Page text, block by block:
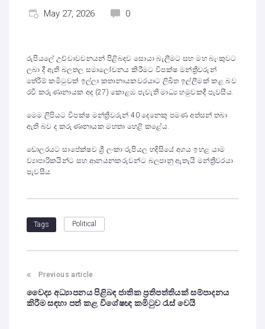
May 27, 2026 0
රුපියලේ උච්චාවචනයන් පිළිබඳව සොයා බැලීමට සහ මහ බැංකුවට
ලබා දී ඇති බලතල සමාලෝචනය කිරීමට විපක්ෂ මන්ත්‍රීවරුන්
තේරීම් කමිටුවක් ඉල්ලා කතානායකවරයාට ලිඛිත ඉල්ලීමක් කළ බව
රවී කරුණානායක අද (27) කොළඹ පැවැති මාධ්‍ය හමුවකදී පැවසීය.
මෙම ලිපියට විපක්ෂ මන්ත්‍රීවරුන් 40 දෙනෙකු පමණ අත්සන් තබා
ඇති බව ද කරුණානායක මහතා හෙළි කළේය.
ඩොලරයට සාපේක්ෂව ශ්‍රී ලංකා රුපියල හදිසියේ අගය ඉහළ යාම
ව්‍යාපාරිකයින්ට සහ ආනයනකරුවන්ට බලපානු ඇතැයි මන්ත්‍රීවරයා
පැවසීය.
Tags Political
Previous article
වෛද්‍ය අධ්‍යාපනය පිළිබඳ ජාතික ප්‍රතිපත්තියක් සම්පාදනය
කිරීම සඳහා පත් කළ විශේෂඥ කමිටුව රැස් වෙයි